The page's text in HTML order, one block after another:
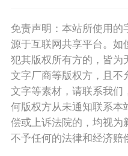
免责声明：本站所使用
源于互联网共享平台。如
犯其版权所有方的，皆
文字厂商等版权方，且
文字等素材，请联系我
何版权方从未通知联系
偿或上诉法院的，均视
不予任何的法律和经济赔